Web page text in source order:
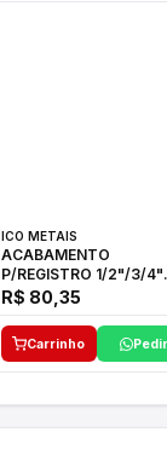
ICO METAIS
ACABAMENTO
P/REGISTRO 1/2"/3/4"
ACB CS ALV E ICO
R$ 80,35
Carrinho Pedir